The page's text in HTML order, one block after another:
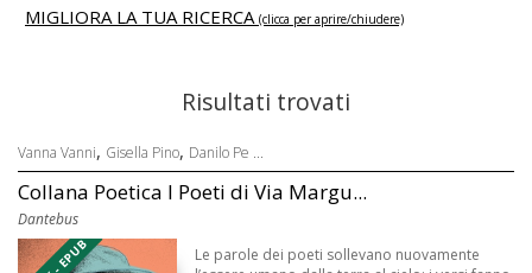
MIGLIORA LA TUA RICERCA (clicca per aprire/chiudere)
Risultati trovati
Vanna Vanni, Gisella Pino, Danilo Pe ...
Collana Poetica I Poeti di Via Margu...
Dantebus
Le parole dei poeti sollevano nuovamente